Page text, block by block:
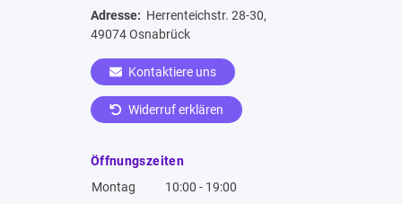
Adresse: Herrenteichstr. 28-30,
49074 Osnabrück
Kontaktiere uns
Widerruf erklären
Öffnungszeiten
Montag
10:00 - 19:00